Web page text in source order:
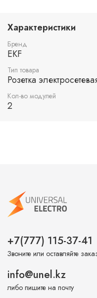
специальных зон или
Характеристики
Бренд
EKF
Тип товара
Розетка
Кол-во модулей
2
+7(777) 115-37-41
Звоните или оставляйте
info@unel.kz
либо пишите на почту